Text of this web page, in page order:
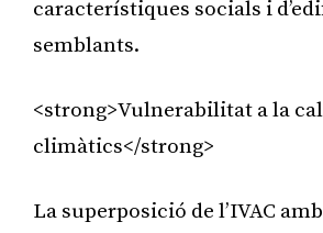
característiques socials i
semblants.
<strong>Vulnerabilitat a la
climàtics</strong>
La superposició de l’IVAC